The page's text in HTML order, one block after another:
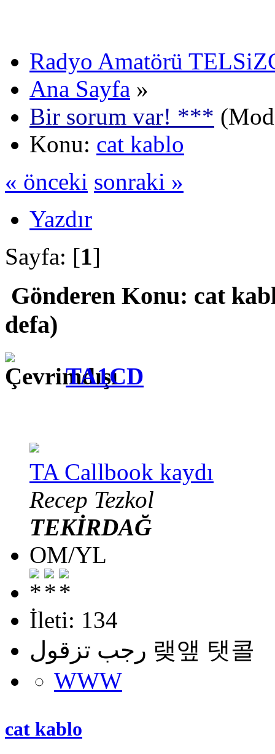
Radyo Amatörü
Ana Sayfa »
Bir sorum var! ***
Konu: cat kablo
« önceki sonraki »
Yazdır
Sayfa: [1]
Gönderen Konu: cat
defa)
TA1CD
TA Callbook kaydı
Recep Tezkol
TEKİRDAĞ
OM/YL
İleti: 134
رجب تزقول 랮앺 탯콜
WWW
cat kablo